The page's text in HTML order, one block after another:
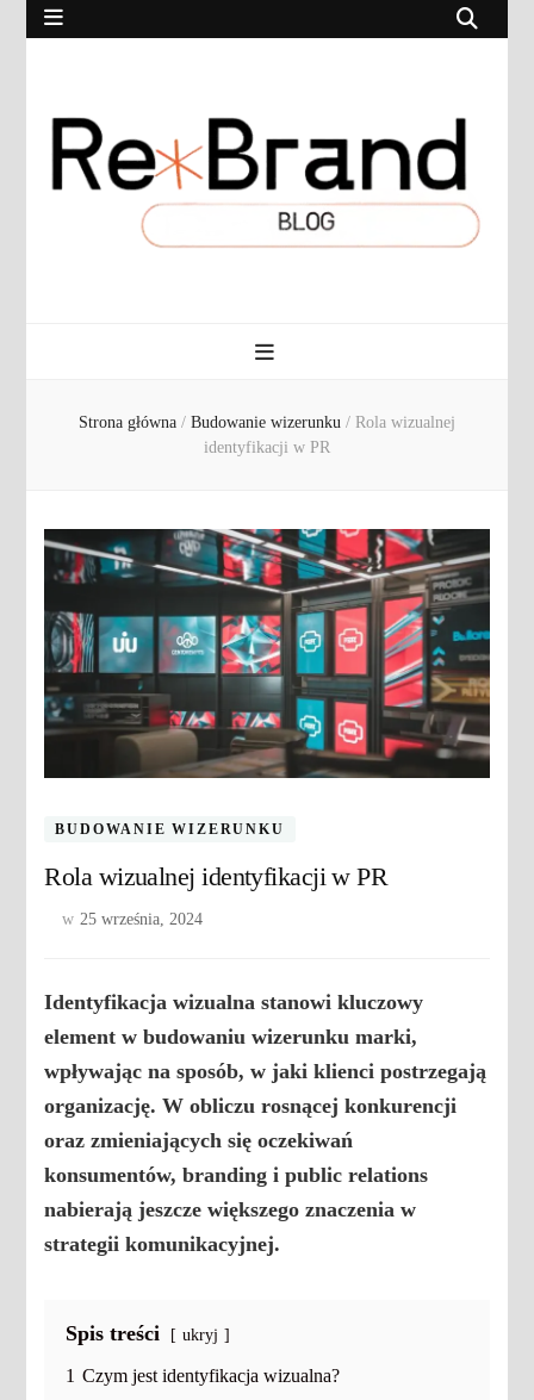
Strona główna / Budowanie wizerunku / Rola wizualnej
identyfikacji w PR
BUDOWANIE WIZERUNKU
Rola wizualnej identyfikacji w PR
w 25 września, 2024
Identyfikacja wizualna stanowi kluczowy
element w budowaniu wizerunku marki,
wpływając na sposób, w jaki klienci postrzegają
organizację. W obliczu rosnącej konkurencji
oraz zmieniających się oczekiwań
konsumentów,branding ipublic relations
nabierają jeszcze większego znaczenia w
strategii komunikacyjnej.
Spis treści ukryj
1 Czym jest identyfikacja wizualna?